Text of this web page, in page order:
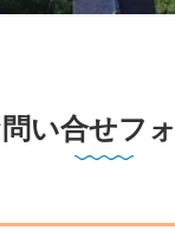
い合せフ